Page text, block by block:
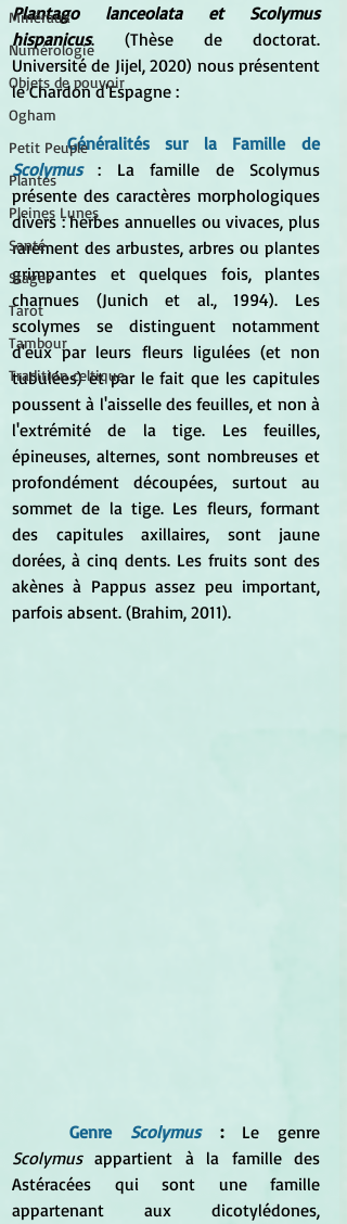
Minéraux
Numérologie
Objets de pouvoir
Ogham
Petit Peuple
Plantes
Pleines Lunes
Santé
Stages
Tarot
Tambour
Tradition celtique
Plantago lanceolata et Scolymus
hispanicus. (Thèse de doctorat.
Université de Jijel, 2020) nous présentent
le Chardon d'Espagne :
Généralités sur la Famille de
Scolymus
: La famille de Scolymus
présente des caractères morphologiques
divers : herbes annuelles ou vivaces, plus
rarement des arbustes, arbres ou plantes
grimpantes et quelques fois, plantes
charnues (Junich et al., 1994). Les
scolymes se distinguent notamment
d'eux par leurs fleurs ligulées (et non
tubulées) et par le fait que les capitules
poussent à l'aisselle des feuilles, et non à
l'extrémité de la tige. Les feuilles,
épineuses, alternes, sont nombreuses et
profondément découpées, surtout au
sommet de la tige. Les fleurs, formant
des capitules axillaires, sont jaune
dorées, à cinq dents. Les fruits sont des
akènes à Pappus assez peu important,
parfois absent. (Brahim, 2011).
Genre Scolymus :
Scolymus appartient à la famille des
Astéracées qui sont une famille
appartenant aux dicotylédones,